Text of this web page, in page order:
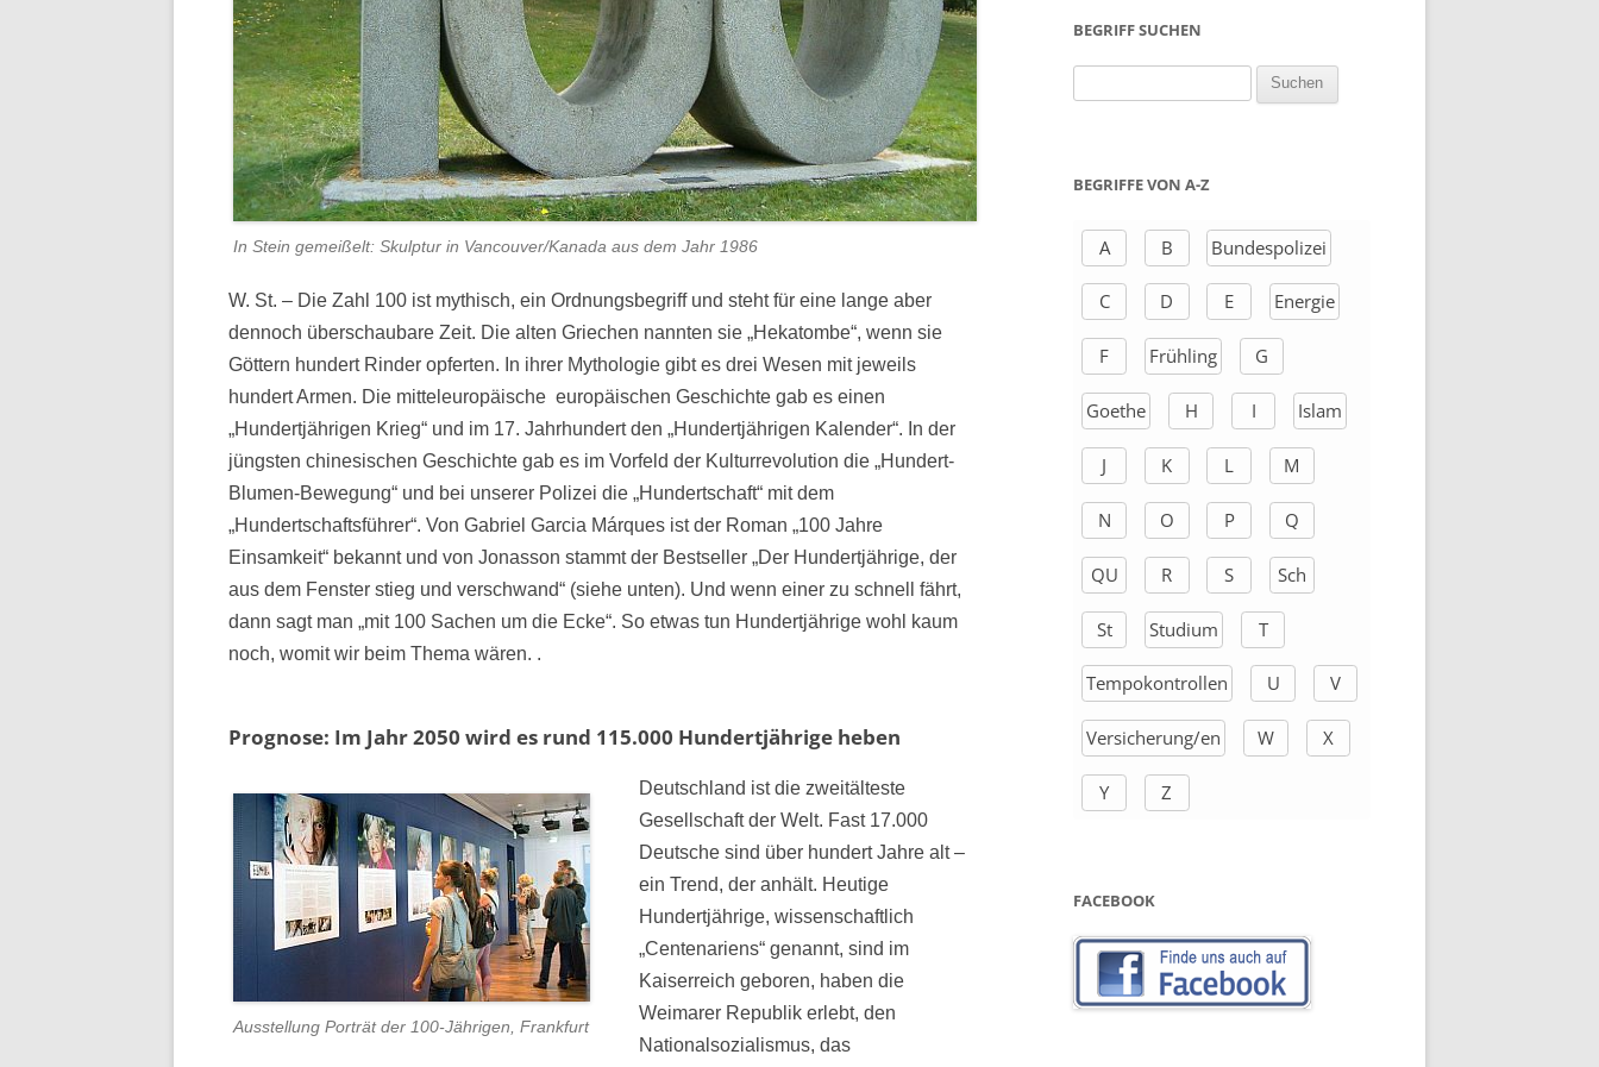
In Stein gemeißelt: Skulptur in Vancouver/Kanada aus dem Jahr 1986
W. St. – Die Zahl 100 ist mythisch, ein Ordnungsbegriff und steht für eine lange aber
dennoch überschaubare Zeit. Die alten Griechen nannten sie „Hekatombe“, wenn sie
Göttern hundert Rinder opferten. In ihrer Mythologie gibt es drei Wesen mit jeweils
hundert Armen. Die mitteleuropäische europäischen Geschichte gab es einen
„Hundertjährigen Krieg“ und im 17. Jahrhundert den „Hundertjährigen Kalender“. In der
jüngsten chinesischen Geschichte gab es im Vorfeld der Kulturrevolution die „Hundert-
Blumen-Bewegung“ und bei unserer Polizei die „Hundertschaft“ mit dem
„Hundertschaftsführer“. Von Gabriel Garcia Márques ist der Roman „100 Jahre
Einsamkeit“ bekannt und von Jonasson stammt der Bestseller „Der Hundertjährige, der
aus dem Fenster stieg und verschwand“ (siehe unten). Und wenn einer zu schnell fährt,
dann sagt man „mit 100 Sachen um die Ecke“. So etwas tun Hundertjährige wohl kaum
noch, womit wir beim Thema wären. .
Prognose: Im Jahr 2050 wird es rund 115.000 Hundertjährige heben
Ausstellung Porträt der 100-Jährigen, Frankfurt
Deutschland ist die zweitälteste
Gesellschaft der Welt. Fast 17.000
Deutsche sind über hundert Jahre alt –
ein Trend, der anhält. Heutige
Hundertjährige, wissenschaftlich
„Centenariens“ genannt, sind im
Kaiserreich geboren, haben die
Weimarer Republik erlebt, den
Nationalsozialismus, das
BEGRIFF SUCHEN
h
h
BEGRIFFE VON A-Z
A B Bundespolizei
C D E Energie
F Frühling G
Goethe H I Islam
J K L M
N O P Q
QU R S Sch
St Studium T
Tempokontrollen U V
Versicherung/en W X
Y Z
FACEBOOK